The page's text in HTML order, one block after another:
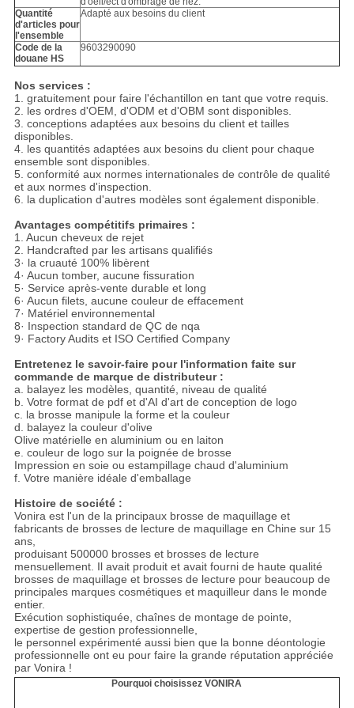
Quantité
d'articles pour
l'ensemble
Adapté aux besoins du client
Code de la
douane HS
9603290090
Nos services :
1. gratuitement pour faire l'échantillon en tant que votre requis.
2. les ordres d'OEM, d'ODM et d'OBM sont disponibles.
3. conceptions adaptées aux besoins du client et tailles
disponibles.
4. les quantités adaptées aux besoins du client pour chaque
ensemble sont disponibles.
5. conformité aux normes internationales de contrôle de qualité
et aux normes d'inspection.
6. la duplication d'autres modèles sont également disponible.
Avantages compétitifs primaires :
1. Aucun cheveux de rejet
2. Handcrafted par les artisans qualifiés
3· la cruauté 100% libèrent
4· Aucun tomber, aucune fissuration
5· Service après-vente durable et long
6· Aucun filets, aucune couleur de effacement
7· Matériel environnemental
8· Inspection standard de QC de nqa
9· Factory Audits et ISO Certified Company
Entretenez le savoir-faire pour l'information faite sur
commande de marque de distributeur :
a. balayez les modèles, quantité, niveau de qualité
b. Votre format de pdf et d'AI d'art de conception de logo
c. la brosse manipule la forme et la couleur
d. balayez la couleur d'olive
Olive matérielle en aluminium ou en laiton
e. couleur de logo sur la poignée de brosse
Impression en soie ou estampillage chaud d'aluminium
f. Votre manière idéale d'emballage
Histoire de société :
Vonira est l'un de la principaux brosse de maquillage et
fabricants de brosses de lecture de maquillage en Chine sur 15
ans,
produisant 500000 brosses et brosses de lecture
mensuellement. Il avait produit et avait fourni de haute qualité
brosses de maquillage et brosses de lecture pour beaucoup de
principales marques cosmétiques et maquilleur dans le monde
entier.
Exécution sophistiquée, chaînes de montage de pointe,
expertise de gestion professionnelle,
le personnel expérimenté aussi bien que la bonne déontologie
professionnelle ont eu pour faire la grande réputation appréciée
par Vonira !
Pourquoi choisissez VONIRA